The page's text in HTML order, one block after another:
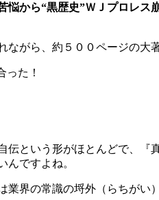
から“黒歴史”ＷＪプロレス
がら、約５００ページの大
った！
という形がほとんどで、『
ですよね。
界の常識の埒外（らちがい